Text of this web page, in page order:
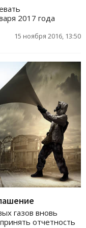
2017 года
15 ноября 2016, 13:50
газов вновь
отчетность